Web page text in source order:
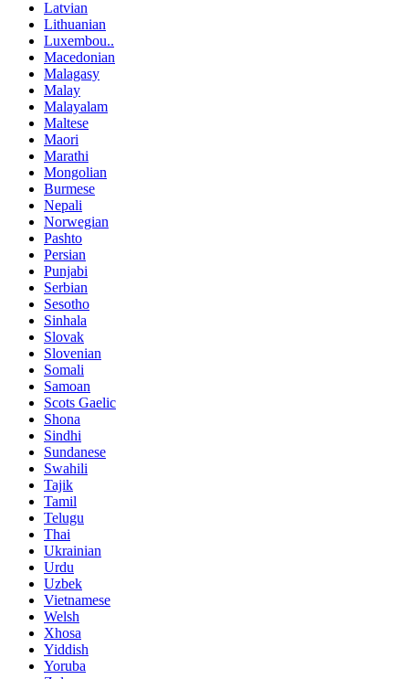
Latvian
Lithuanian
Luxembou..
Macedonian
Malagasy
Malay
Malayalam
Maltese
Maori
Marathi
Mongolian
Burmese
Nepali
Norwegian
Pashto
Persian
Punjabi
Serbian
Sesotho
Sinhala
Slovak
Slovenian
Somali
Samoan
Scots Gaelic
Shona
Sindhi
Sundanese
Swahili
Tajik
Tamil
Telugu
Thai
Ukrainian
Urdu
Uzbek
Vietnamese
Welsh
Xhosa
Yiddish
Yoruba